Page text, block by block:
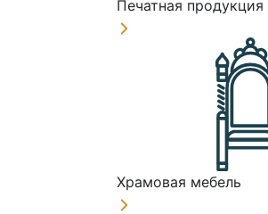
Печатная продукция
Храмовая мебель